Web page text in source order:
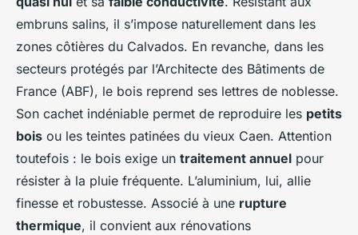
embruns salins, il s’impose naturellement dans les
zones côtières du Calvados. En revanche, dans les
secteurs protégés par l’Architecte des Bâtiments de
France (ABF), le bois reprend ses lettres de noblesse.
Son cachet indéniable permet de reproduire les petits
bois ou les teintes patinées du vieux Caen. Attention
toutefois : le bois exige un traitement annuel pour
résister à la pluie fréquente. L’aluminium, lui, allie
finesse et robustesse. Associé à une rupture
thermique, il convient aux rénovations